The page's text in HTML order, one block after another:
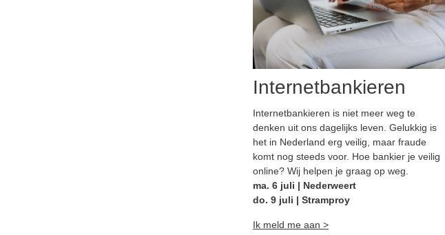
Internetbankieren
Internetbankieren is niet meer weg te
denken uit ons dagelijks leven. Gelukkig is
het in Nederland erg veilig, maar fraude
komt nog steeds voor. Hoe bankier je veilig
online? Wij helpen je graag op weg.
ma. 6 juli | Nederweert
do. 9 juli | Stramproy
Ik meld me aan >